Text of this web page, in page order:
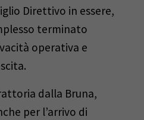
Direttivo in essere,
terminato
operativa e
dalla Bruna,
per l’arrivo di